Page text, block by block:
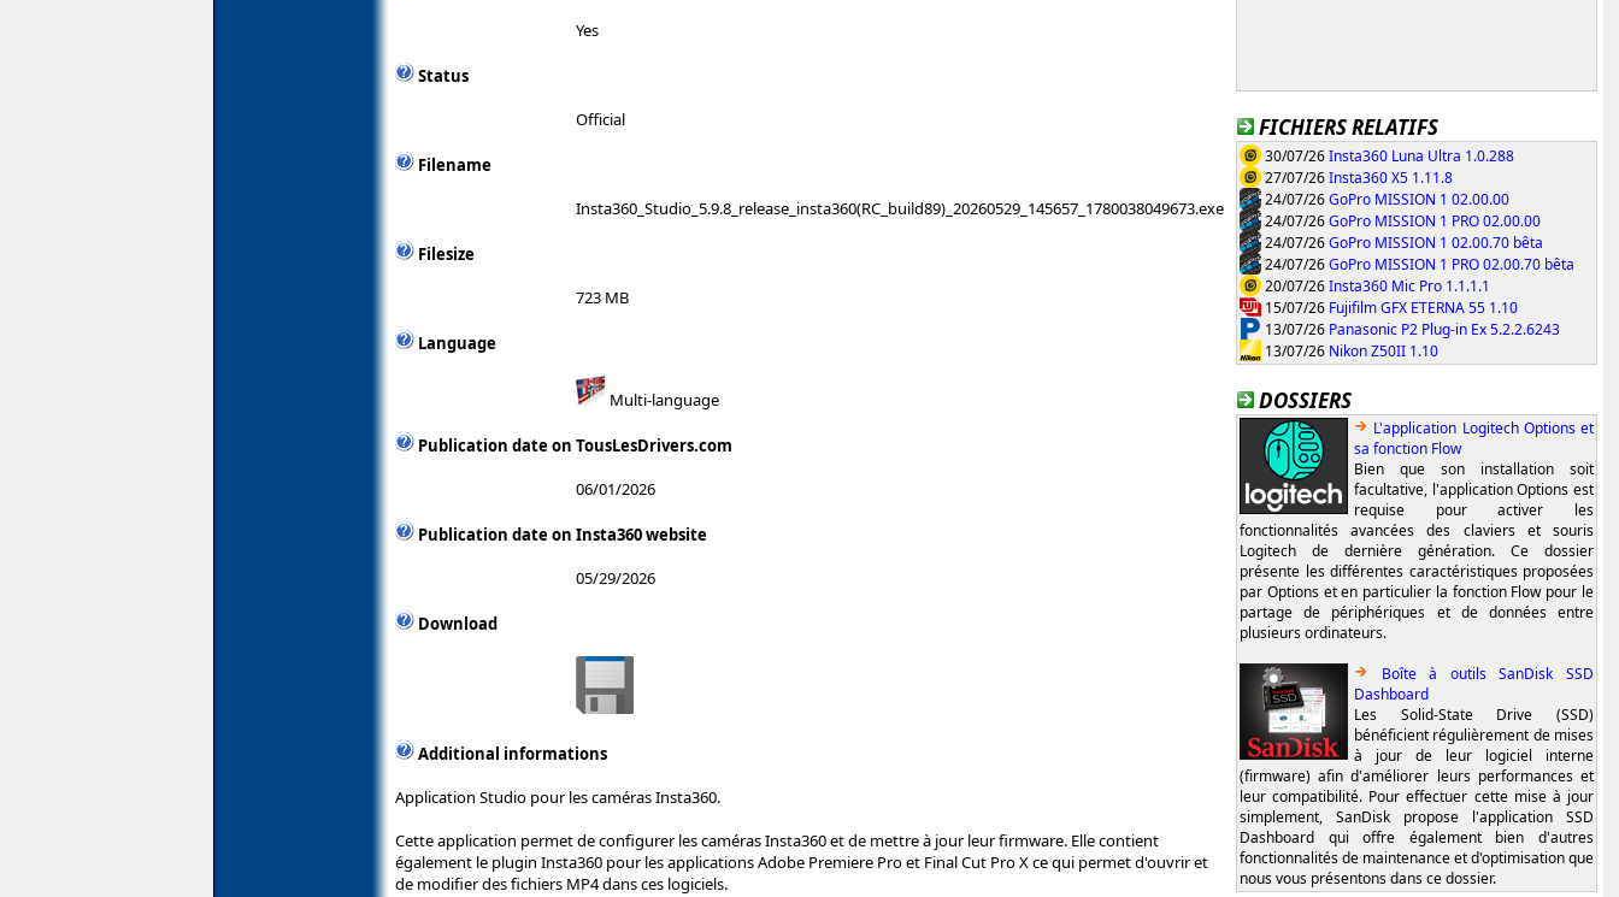
Yes
Status
Official
Filename
Insta360_Studio_5.9.8_release_insta360(RC_build89)_20260529_145657_1780038049673.exe
Filesize
723 MB
Language
Multi-language
Publication date on TousLesDrivers.com
06/01/2026
Publication date on Insta360 website
05/29/2026
Download
Additional informations
Application Studio pour les caméras Insta360.
Cette application permet de configurer les caméras Insta360 et de mettre à jour leur firmware. Elle contient
également le plugin Insta360 pour les applications Adobe Premiere Pro et Final Cut Pro X ce qui permet d'ouvrir et
de modifier des fichiers MP4 dans ces logiciels.
FICHIERS RELATIFS
30/07/26Insta360 Luna Ultra 1.0.288
27/07/26Insta360 X5 1.11.8
24/07/26GoPro MISSION 1 02.00.00
24/07/26GoPro MISSION 1 PRO 02.00.00
24/07/26GoPro MISSION 1 02.00.70 bêta
24/07/26GoPro MISSION 1 PRO 02.00.70 bêta
20/07/26Insta360 Mic Pro 1.1.1.1
15/07/26 Fujifilm GFX ETERNA 55 1.10
13/07/26 Panasonic P2 Plug-in Ex 5.2.2.6243
13/07/26 Nikon Z50II 1.10
DOSSIERS
L'application Logitech Options et
sa fonction Flow
Bien que son installation soit
facultative, l'application Options est
requise pour activer les
fonctionnalités avancées des claviers et souris
Logitech de dernière génération. Ce dossier
présente les différentes caractéristiques proposées
par Options et en particulier la fonction Flow pour le
partage de périphériques et de données entre
plusieurs ordinateurs.
Boîte à outils SanDisk SSD
Dashboard
Les Solid-State Drive (SSD)
bénéficient régulièrement de mises
à jour de leur logiciel interne
(firmware) afin d'améliorer leurs performances et
leur compatibilité. Pour effectuer cette mise à jour
simplement, SanDisk propose l'application SSD
Dashboard qui offre également bien d'autres
fonctionnalités de maintenance et d'optimisation que
nous vous présentons dans ce dossier.